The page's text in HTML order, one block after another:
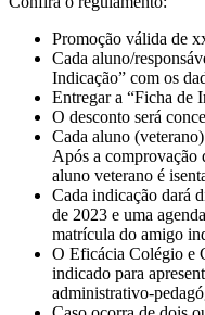
Promoção válida de
Cada aluno/
Indicação” com os
Entregar a “Ficha de
O desconto será
Cada aluno
Após a comprovação
aluno veterano é
Cada indicação dará
de 2023 e uma
matrícula do amigo
O Eficácia Colégio e
indicado para
administrativo-